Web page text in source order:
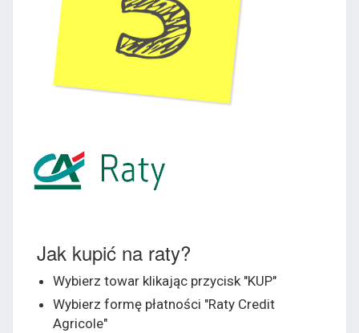
Jak kupić na raty?
Wybierz towar klikając przycisk "KUP"
Wybierz formę płatności "Raty Credit
Agricole"